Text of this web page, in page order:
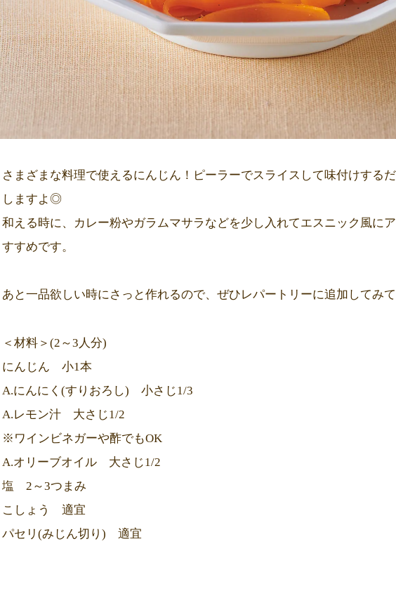
さまざまな料理で使えるにんじん！ピーラーでスライスして味付けする
しますよ◎
和える時に、カレー粉やガラムマサラなどを少し入れてエスニック風に
すすめです。
あと一品欲しい時にさっと作れるので、ぜひレパートリーに追加してみて
＜材料＞(2～3人分)
にんじん 小1本
A.にんにく(すりおろし) 小さじ1/3
A.レモン汁 大さじ1/2
※ワインビネガーや酢でもOK
A.オリーブオイル 大さじ1/2
塩 2～3つまみ
こしょう 適宜
パセリ(みじん切り) 適宜